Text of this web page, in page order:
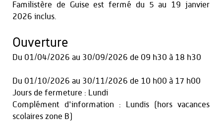
Familistère de Guise est fermé du 5 au 19 janvier
2026 inclus.
Ouverture
Du 01/04/2026 au 30/09/2026 de 09 h30 à 18 h30
Du 01/10/2026 au 30/11/2026 de 10 h00 à 17 h00
Jours de fermeture : Lundi
Complément d'information : Lundis (hors vacances
scolaires zone B)